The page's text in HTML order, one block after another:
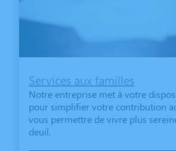
Services aux familles
Notre entreprise met à votre
pour simplifier votre contribution
vous permettre de vivre plus
deuil.